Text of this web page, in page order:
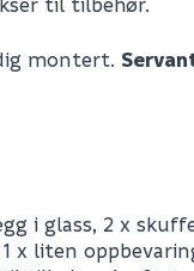
montert.
i glass, 2 x
x liten